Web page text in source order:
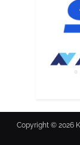
Copyright © 2026